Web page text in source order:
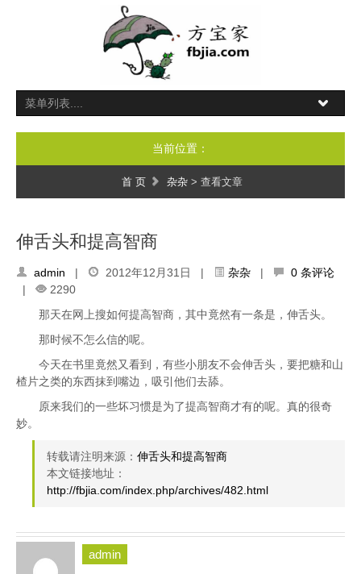
当前位置：
首 页 杂杂> 查看文章
伸舌头和提高智商
admin | 2012年12月31日 | 杂杂 |
0 条评论
|
2290
那天在网上搜如何提高智商，其中竟然有一条是，伸舌头。
那时候不怎么信的呢。
今天在书里竟然又看到，有些小朋友不会伸舌头，要把糖和山
楂片之类的东西抹到嘴边，吸引他们去舔。
原来我们的一些坏习惯是为了提高智商才有的呢。真的很奇
妙。
转载请注明来源： 伸舌头和提高智商
本文链接地址：
http://fbjia.com/index.php/archives/482.html
admin